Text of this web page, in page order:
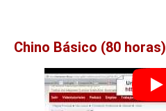
Chino Básico (80 horas)